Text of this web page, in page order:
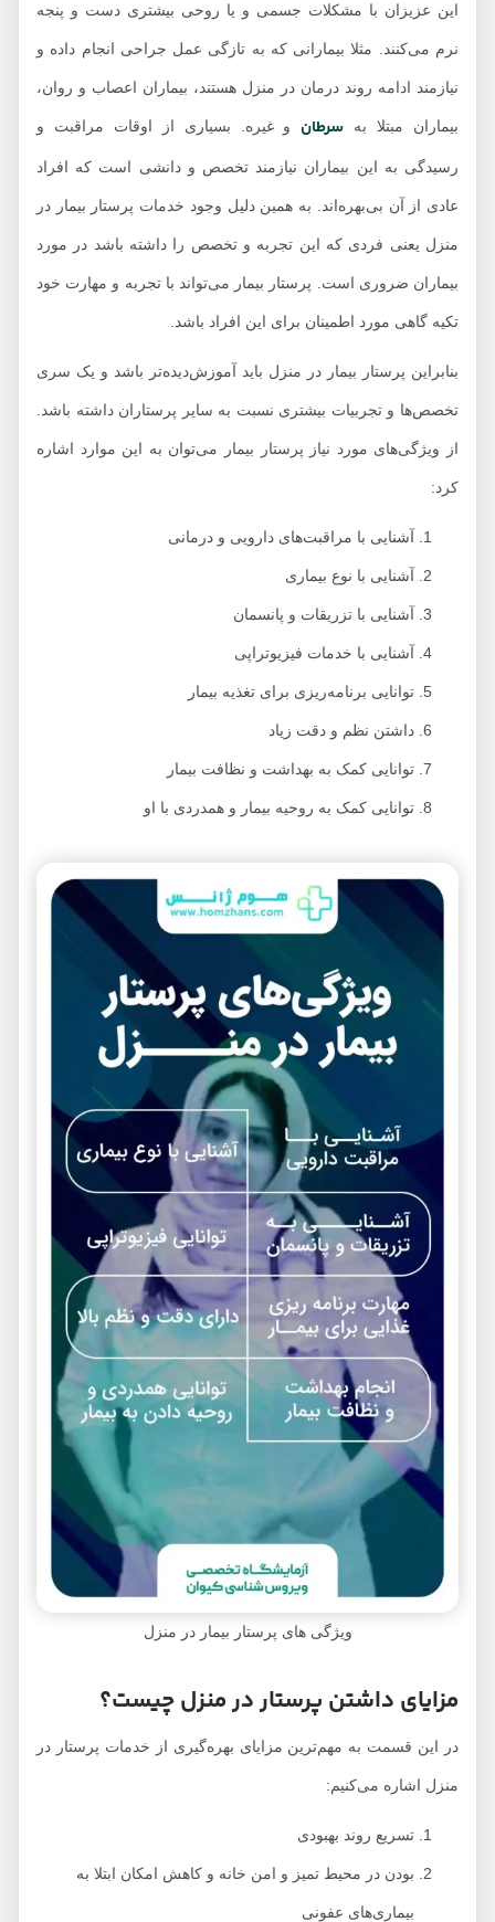
این عزیزان با مشکلات جسمی و یا روحی بیشتری دست و پنجه
نرم می‌کنند. مثلا بیمارانی که به تازگی عمل جراحی انجام داده و
نیازمند ادامه روند درمان در منزل هستند، بیماران اعصاب و روان،
بیماران مبتلا بهسرطانو غیره. بسیاری از اوقات مراقبت و
رسیدگی به این بیماران نیازمند تخصص و دانشی است که افراد
عادی از آن بی‌بهره‌اند. به همین دلیل وجود خدمات پرستار بیمار در
منزل یعنی فردی که این تجربه و تخصص را داشته باشد در مورد
بیماران ضروری است. پرستار بیمار می‌تواند با تجربه و مهارت خود
تکیه گاهی مورد اطمینان برای این افراد باشد.
بنابراین پرستار بیمار در منزل باید آموزش‌دیده‌تر باشد و یک سری
تخصص‌ها و تجربیات بیشتری نسبت به سایر پرستاران داشته باشد.
از ویژگی‌های مورد نیاز پرستار بیمار می‌توان به این موارد اشاره
آشنایی با مراقبت‌های دارویی و درمانی
آشنایی با نوع بیماری
آشنایی با تزریقات و پانسمان
آشنایی با خدمات فیزیوتراپی
توانایی برنامه‌ریزی برای تغذیه بیمار
داشتن نظم و دقت زیاد
توانایی کمک به بهداشت و نظافت بیمار
توانایی کمک به روحیه بیمار و همدردی با او
ویژگی های پرستار بیمار در منزل
مزایای داشتن پرستار در منزل چیست؟
در این قسمت به مهم‌ترین مزایای بهره‌گیری از خدمات پرستار در
منزل اشاره می‌کنیم:
تسریع روند بهبودی
بودن در محیط تمیز و امن خانه و کاهش امکان ابتلا به
بیماری‌های عفونی